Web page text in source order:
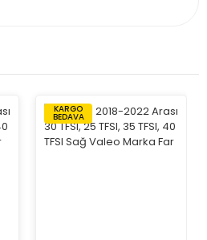
KARGO
BEDAVA